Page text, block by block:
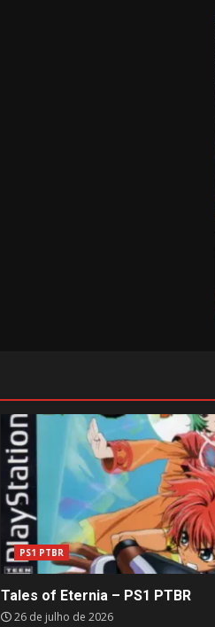
PS1 PTBR
Tales of Eternia – PS1 PTBR
26 de julho de 2026